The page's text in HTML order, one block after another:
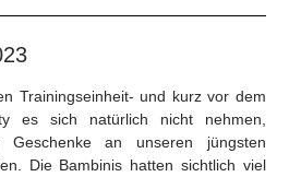
Trainingseinheit- und kurz vor dem
es sich natürlich nicht nehmen,
an unseren jüngsten
Die Bambinis hatten sichtlich viel